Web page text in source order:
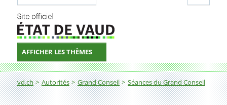
AFFICHER LES THÈMES
Fil d'Ariane
vd.ch Autorités Grand Conseil Séances du Grand Conseil